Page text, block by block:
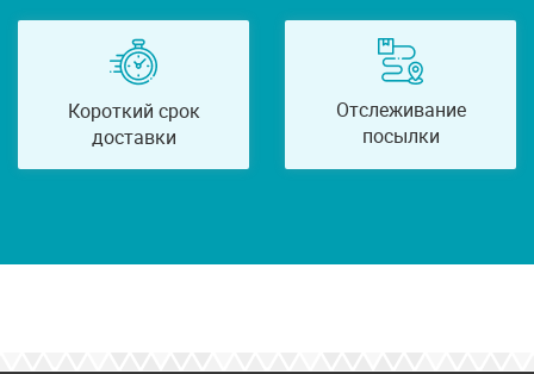
Короткий срок
доставки
Отслеживание
посылки